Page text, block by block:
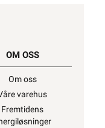
OM OSS
Om oss
varehus
Fremtidens